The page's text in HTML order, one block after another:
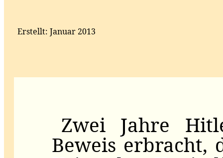
Erstellt: Januar 2013
Zwei Jahre
Beweis erbracht,